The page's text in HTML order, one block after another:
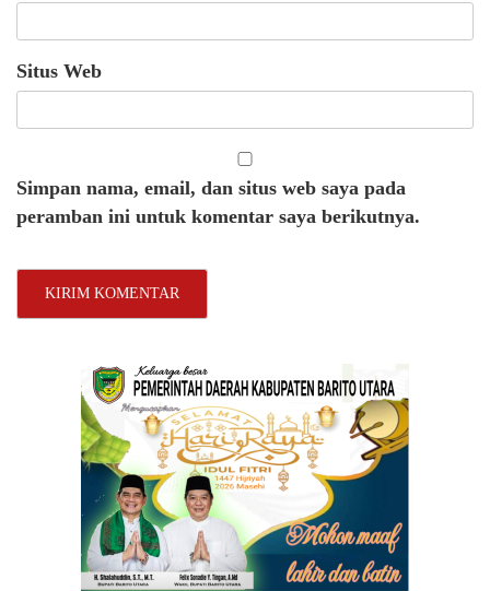
Situs Web
Simpan nama, email, dan situs web saya pada
peramban ini untuk komentar saya berikutnya.